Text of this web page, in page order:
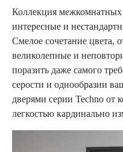
Коллекция межкомнатных
интересные и
Смелое сочетание цвета,
великолепные и
поразить даже самого
серости и однообразии
дверями серии Techno от
легкостью кардинально